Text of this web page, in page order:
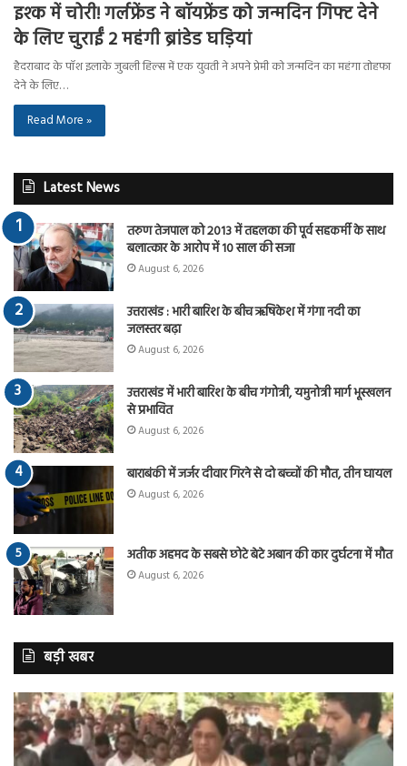
इश्क में चोरी! गर्लफ्रेंड ने बॉयफ्रेंड को जन्मदिन गिफ्ट देने
के लिए चुराईं 2 महंगी ब्रांडेड घड़ियां
हैदराबाद के पॉश इलाके जुबली हिल्स में एक युवती ने अपने प्रेमी को जन्मदिन का महंगा तोहफा
देने के लिए…
Read More »
Latest News
तरुण तेजपाल को 2013 में तहलका की पूर्व सहकर्मी के साथ
बलात्कार के आरोप में 10 साल की सजा
August 6, 2026
उत्तराखंड : भारी बारिश के बीच ऋषिकेश में गंगा नदी का
जलस्तर बढ़ा
August 6, 2026
उत्तराखंड में भारी बारिश के बीच गंगोत्री, यमुनोत्री मार्ग भूस्खलन
से प्रभावित
August 6, 2026
बाराबंकी में जर्जर दीवार गिरने से दो बच्चों की मौत, तीन घायल
August 6, 2026
अतीक अहमद के सबसे छोटे बेटे अबान की कार दुर्घटना में मौत
August 6, 2026
बड़ी खबर